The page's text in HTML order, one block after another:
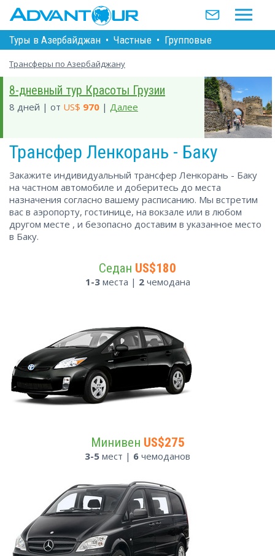
Туры в Азербайджан • Частные • Групповые
Трансферы по Азербайджану
8-дневный тур Красоты Грузии
8 дней | от US$ 970 | Далее
Трансфер Ленкорань - Баку
Закажите индивидуальный трансфер Ленкорань - Баку
на частном автомобиле и доберитесь до места
назначения согласно вашему расписанию. Мы встретим
вас в аэропорту, гостинице, на вокзале или в любом
другом месте , и безопасно доставим в указанное место
в Баку.
Седан US$180
1-3места | 2чемодана
Минивен US$275
3-5 мест | 6 чемоданов